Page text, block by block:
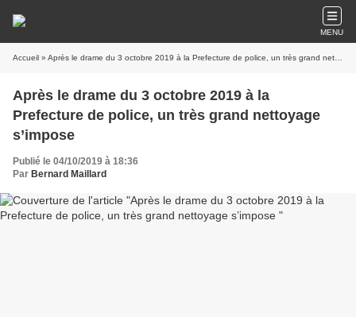
MENU
Accueil » Après le drame du 3 octobre 2019 à la Prefecture de police, un très grand nettoyage s’impose
Après le drame du 3 octobre 2019 à la
Prefecture de police, un très grand nettoyage
s’impose
Publié le 04/10/2019 à 18:36
Par Bernard Maillard